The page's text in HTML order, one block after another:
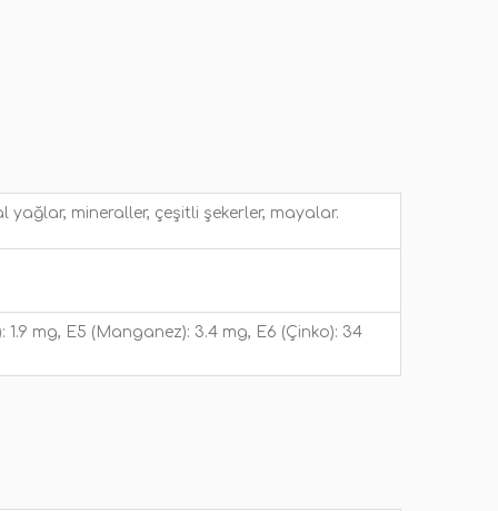
mineraller, çeşitli şekerler, mayalar.
1.9 mg, E5 (Manganez): 3.4 mg, E6 (Çinko): 34